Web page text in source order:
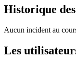
Historique
Aucun incident au
Les